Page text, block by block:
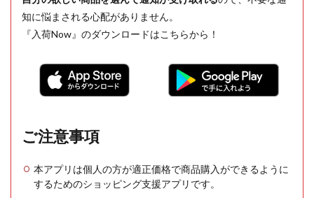
知に悩まされる心配がありません。
『入荷Now』のダウンロードはこちらから！
ご注意事項
本アプリは個人の方が適正価格で商品購入ができるように
するためのショッピング支援アプリです。